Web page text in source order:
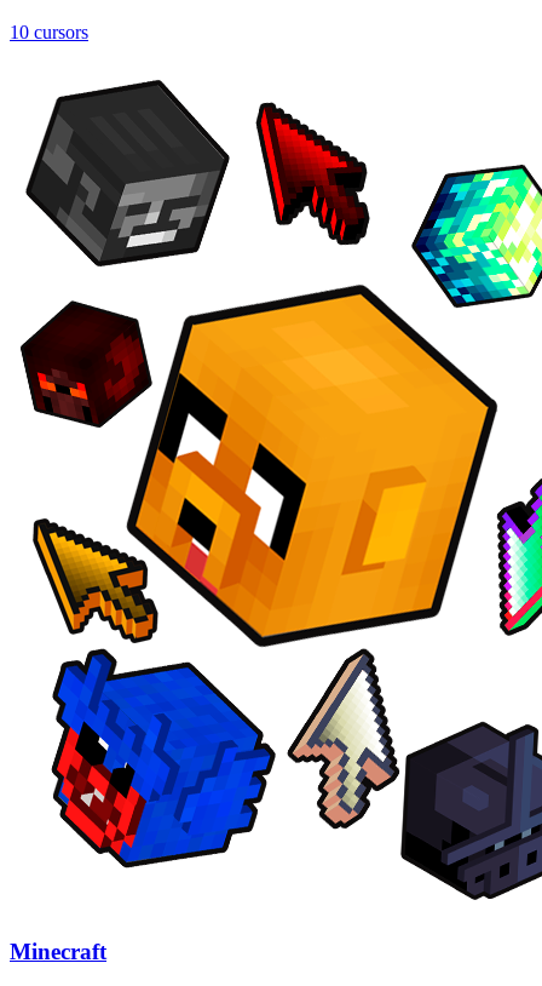
10 cursors
Minecraft